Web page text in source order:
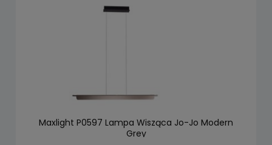
Maxlight P0597 Lampa Wisząca Jo-Jo Modern
Grey